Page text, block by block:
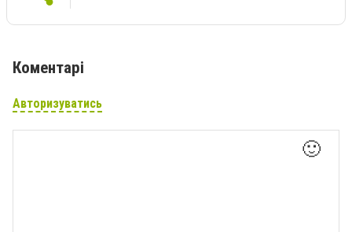
Коментарі
Авторизуватись
🙂